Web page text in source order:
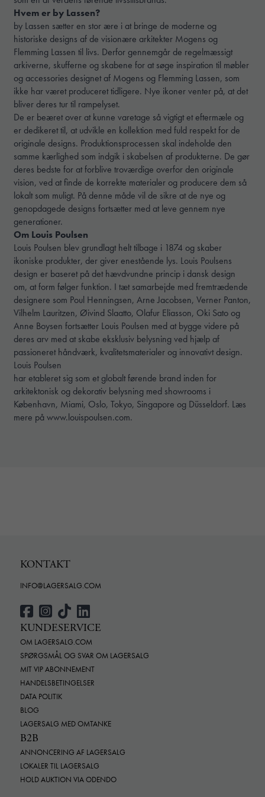
Hvem er by Lassen?
by Lassen sætter en stor ære i at bringe de moderne og
historiske designs af de visionære arkitekter Mogens og
Flemming Lassen til livs. Derfor gennemgår de regelmæssigt
arkiverne, skufferne og skabene for at søge inspiration til møbler
og accessories designet af Mogens og Flemming Lassen, som
ikke har været produceret tidligere. Nye ikoner venter på, at det
bliver deres tur til rampelyset.
De er beæret over at kunne varetage så vigtigt et eftermæle og
er dedikeret til, at udvikle en kollektion med fuld respekt for de
originale designs. Produktionsprocessen skal indeholde den
samme kærlighed som indgik i skabelsen af produkterne. De gør
deres bedste for at forblive troværdige overfor den originale
vision, ved at finde de korrekte materialer og producere dem så
lokalt som muligt. På denne måde vil de sikre at de nye og
genopdagede designs fortsætter med at leve gennem nye
generationer.
Om Louis Poulsen
Louis Poulsen blev grundlagt helt tilbage i 1874 og skaber
ikoniske produkter, der giver enestående lys. Louis Poulsens
design er baseret på det hævdvundne princip i dansk design
om, at form følger funktion. I tæt samarbejde med fremtrædende
designere som Poul Henningsen, Arne Jacobsen, Verner Panton,
Vilhelm Lauritzen, Øivind Slaatto, Olafur Eliasson, Oki Sato og
Anne Boysen fortsætter Louis Poulsen med at bygge videre på
deres arv med at skabe eksklusiv belysning ved hjælp af
passioneret håndværk, kvalitetsmaterialer og innovativt design.
Louis Poulsen
har etableret sig som et globalt førende brand inden for
arkitektonisk og dekorativ belysning med showrooms i
København, Miami, Oslo, Tokyo, Singapore og Düsseldorf. Læs
mere påwww.louispoulsen.com.
KONTAKT
INFO@LAGERSALG.COM
KUNDESERVICE
OM LAGERSALG.COM
SPØRGSMÅL OG SVAR OM LAGERSALG
MIT VIP ABONNEMENT
HANDELSBETINGELSER
DATA POLITIK
BLOG
LAGERSALG MED OMTANKE
B2B
ANNONCERING AF LAGERSALG
LOKALER TIL LAGERSALG
HOLD AUKTION VIA ODENDO